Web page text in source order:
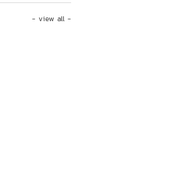
- view all -